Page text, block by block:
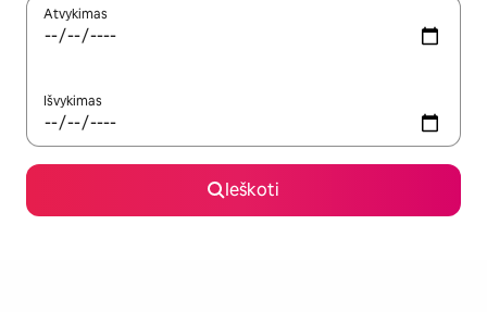
Atvykimas
Išvykimas
Ieškoti